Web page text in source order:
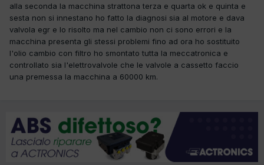
alla seconda la macchina strattona terza e quarta ok e quinta e
sesta non si innestano ho fatto la diagnosi sia al motore e dava
valvola egr e lo risolto ma nel cambio non ci sono errori e la
macchina presenta gli stessi problemi fino ad ora ho sostituito
l'olio cambio con filtro ho smontato tutta la meccatronica e
controllato sia l'elettrovalvole che le valvole a cassetto faccio
una premessa la macchina a 60000 km.